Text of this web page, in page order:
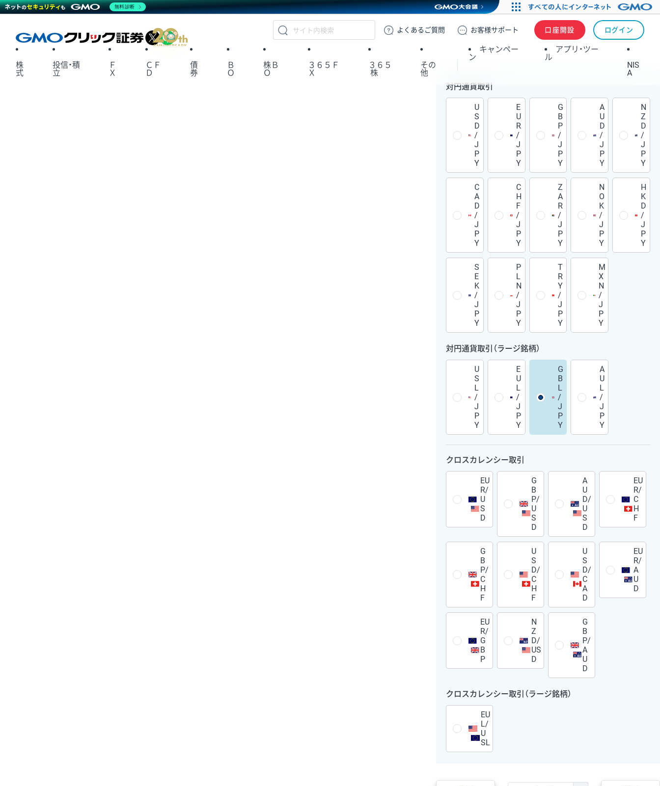
GMOクリック証券
よくある ご質問 お客様サポート 口座開設 ログイン
X
株
式
投信・積
立
Ｆ
Ｘ
ＣＦ
Ｄ
債
券
Ｂ
Ｏ
株Ｂ
Ｏ
３６５Ｆ
Ｘ
３６５
株
その
他
キャンペー
ン
アプリ・ツー
ル
NIS
A
対円通貨取引
U
S
D
/
J
P
Y
E
U
R
/
J
P
Y
G
B
P
/
J
P
Y
A
U
D
/
J
P
Y
N
Z
D
/
J
P
Y
C
A
D
/
J
P
Y
C
H
F
/
J
P
Y
Z
A
R
/
J
P
Y
N
O
K
/
J
P
Y
H
K
D
/
J
P
Y
S
E
K
/
J
P
Y
P
L
N
/
J
P
Y
T
R
Y
/
J
P
Y
M
X
N
/
J
P
Y
対円通貨取引（ラージ銘柄）
U
S
L
/
J
P
Y
E
U
L
/
J
P
Y
G
B
L
/
J
P
Y
A
U
L
/
J
P
Y
クロスカレンシー取引
EU
R/
U
S
D
G
B
P/
U
S
D
A
U
D/
U
S
D
EU
R/
C
H
F
G
B
P/
C
H
F
U
S
D/
C
H
F
U
S
D/
C
A
D
EU
R/
A
U
D
EU
R/
G
B
P
N
Z
D/
US
D
G
B
P/
A
U
D
クロスカレンシー取引（ラージ銘柄）
EU
L/
U
SL
無料診断